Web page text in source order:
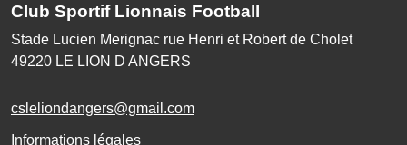
Club Sportif Lionnais Football
Stade Lucien Merignac rue Henri et Robert de Cholet
49220 LE LION D ANGERS
csleliondangers@gmail.com
Informations légales